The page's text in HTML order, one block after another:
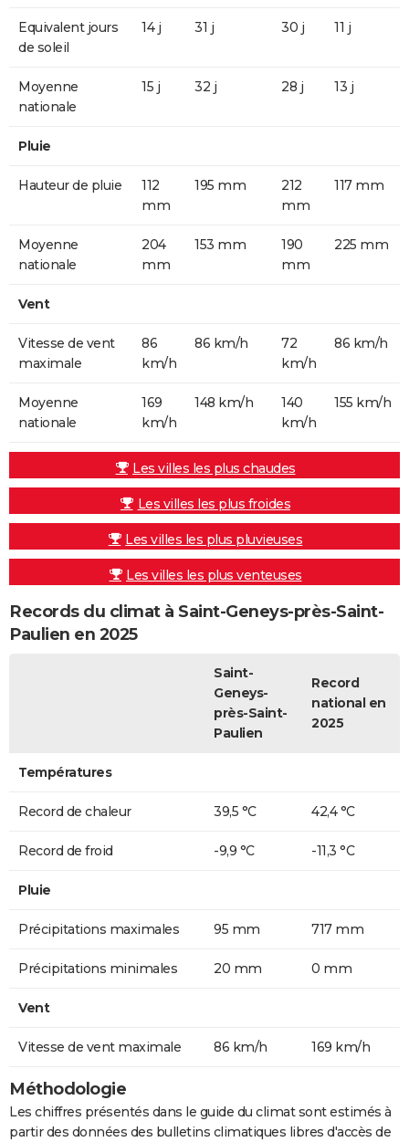
Equivalent jours
de soleil
14 j 31 j 30 j 11 j
Moyenne
nationale
15 j 32 j 28 j 13 j
Pluie
Hauteur de pluie
112
mm
195 mm
212
mm
117 mm
Moyenne
nationale
204
mm
153 mm
190
mm
225 mm
Vent
Vitesse de vent
maximale
86
km/h
86 km/h
72
km/h
86 km/h
Moyenne
nationale
169
km/h
148 km/h
140
km/h
155 km/h
Les villes les plus chaudes
Les villes les plus froides
Les villes les plus pluvieuses
Les villes les plus venteuses
Records du climat à Saint-Geneys-près-Saint-
Paulien en 2025
Saint-
Geneys-
près-Saint-
Paulien
Record
national en
2025
Températures
Record de chaleur 39,5 °C 42,4 °C
Record de froid -9,9 °C -11,3 °C
Pluie
Précipitations maximales 95 mm 717 mm
Précipitations minimales 20 mm 0 mm
Vent
Vitesse de vent maximale 86 km/h 169 km/h
Méthodologie
Les chiffres présentés dans le guide du climat sont estimés à
partir des données des bulletins climatiques libres d'accès de